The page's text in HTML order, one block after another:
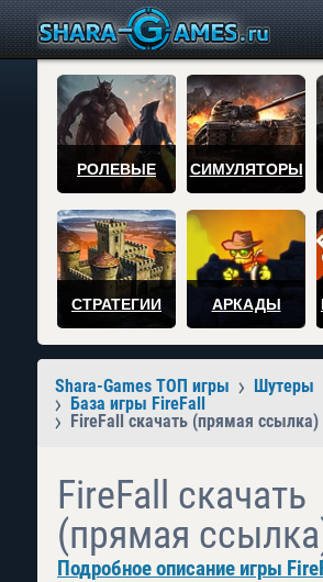
РОЛЕВЫЕ СИМУЛЯТОРЫ
СТРАТЕГИИ АРКАДЫ
Shara-Games ТОП игры
Шутеры
База игры FireFall
FireFall скачать (прямая ссылка)
FireFall скачать
(прямая
Подробное описание игры